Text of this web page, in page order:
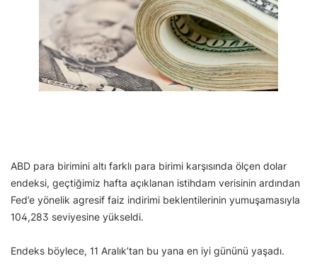
ABD para birimini altı farklı para birimi karşısında ölçen dolar
endeksi, geçtiğimiz hafta açıklanan istihdam verisinin ardından
Fed’e yönelik agresif faiz indirimi beklentilerinin yumuşamasıyla
104,283 seviyesine yükseldi.
Endeks böylece, 11 Aralık’tan bu yana en iyi gününü yaşadı.